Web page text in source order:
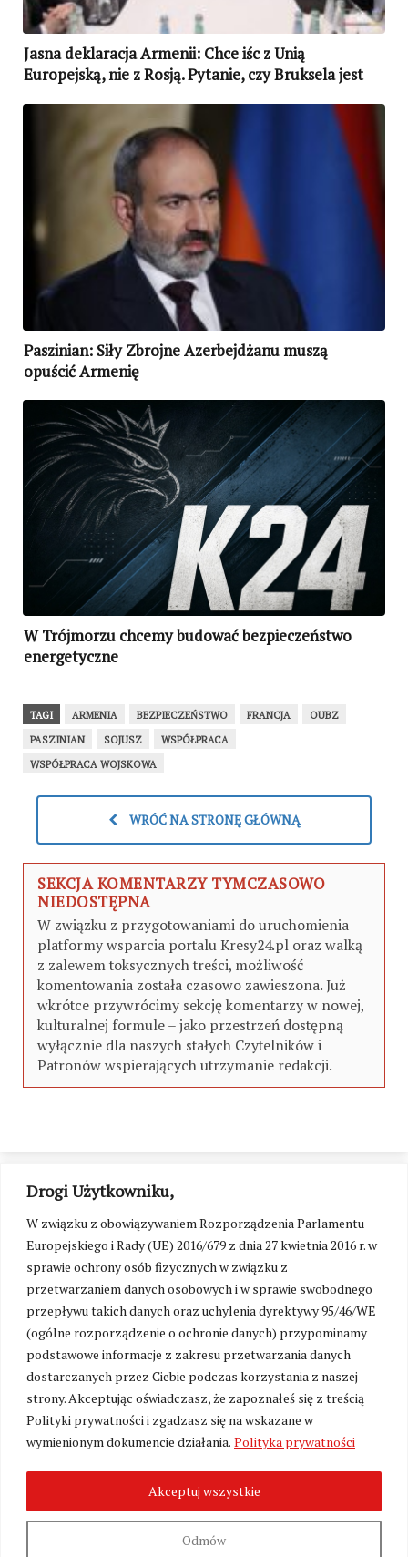
Drogi Użytkowniku,
W związku z obowiązywaniem Rozporządzenia Parlamentu
Europejskiego i Rady (UE) 2016/679 z dnia 27 kwietnia 2016 r. w
sprawie ochrony osób fizycznych w związku z
przetwarzaniem danych osobowych i w sprawie swobodnego
przepływu takich danych oraz uchylenia dyrektywy 95/46/WE
(ogólne rozporządzenie o ochronie danych) przypominamy
podstawowe informacje z zakresu przetwarzania danych
dostarczanych przez Ciebie podczas korzystania z naszej
strony. Akceptując oświadczasz, że zapoznałeś się z treścią
Polityki prywatności i zgadzasz się na wskazane w
wymienionym dokumencie działania. Polityka prywatności
Odmów
Akceptuj wszystkie
Jasna deklaracja Armenii: Chce iśc z Unią
Europejską, nie z Rosją. Pytanie, czy Bruksela jest
Paszinian: Siły Zbrojne Azerbejdżanu muszą
opuścić Armenię
W Trójmorzu chcemy budować bezpieczeństwo
energetyczne
TAGI ARMENIA BEZPIECZEŃSTWO FRANCJA
OUBZ
PASZINIAN
SOJUSZ
WSPÓŁPRACA
WSPÓŁPRACA WOJSKOWA
WRÓĆ NA STRONĘ GŁÓWNĄ
SEKCJA KOMENTARZY TYMCZASOWO
NIEDOSTĘPNA
W związku z przygotowaniami do uruchomienia
platformy wsparcia portalu Kresy24.pl oraz walką
z zalewem toksycznych treści, możliwość
komentowania została czasowo zawieszona. Już
wkrótce przywrócimy sekcję komentarzy w nowej,
kulturalnej formule – jako przestrzeń dostępną
wyłącznie dla naszych stałych Czytelników i
Patronów wspierających utrzymanie redakcji.
Zmień ustawienia cookies
2026. Wszelkie Prawa Zastrzeżone.
Polityka prywatności
Fundacja Wolność i Demokracja